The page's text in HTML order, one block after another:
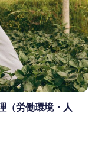
（労働環境・人